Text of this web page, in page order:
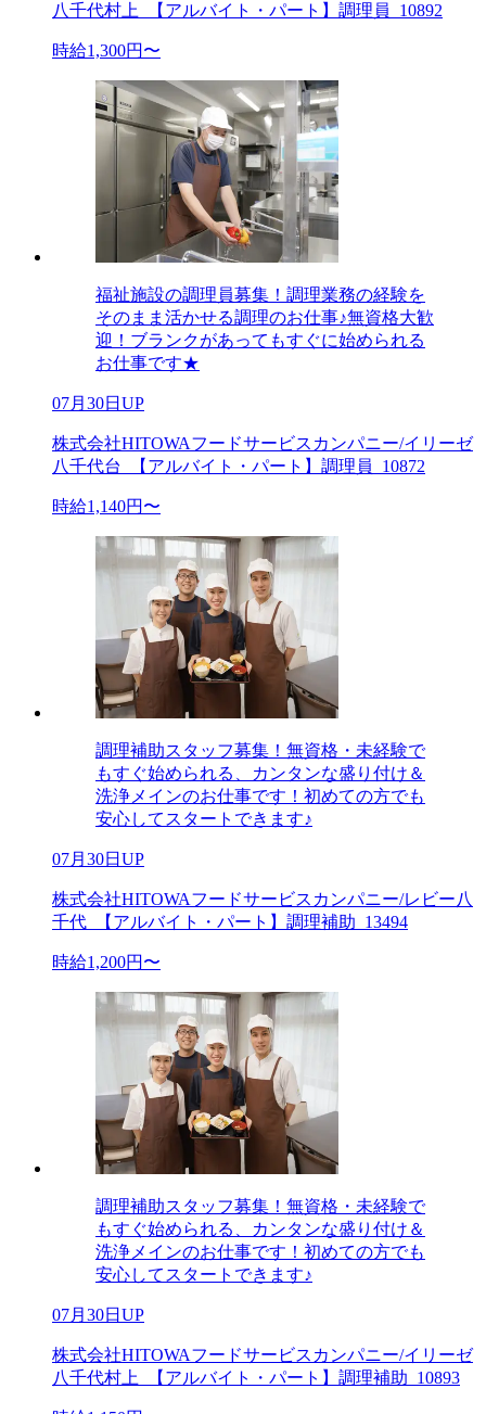
八千代村上_【アルバイト・パート】調理員_10892
時給1,300円〜
福祉施設の調理員募集！調理業務の経験を
そのまま活かせる調理のお仕事♪無資格大歓
迎！ブランクがあってもすぐに始められる
お仕事です★
07月30日UP
株式会社HITOWAフードサービスカンパニー/イリーゼ
八千代台_【アルバイト・パート】調理員_10872
時給1,140円〜
調理補助スタッフ募集！無資格・未経験で
もすぐ始められる、カンタンな盛り付け＆
洗浄メインのお仕事です！初めての方でも
安心してスタートできます♪
07月30日UP
株式会社HITOWAフードサービスカンパニー/レビー八
千代_【アルバイト・パート】調理補助_13494
時給1,200円〜
調理補助スタッフ募集！無資格・未経験で
もすぐ始められる、カンタンな盛り付け＆
洗浄メインのお仕事です！初めての方でも
安心してスタートできます♪
07月30日UP
株式会社HITOWAフードサービスカンパニー/イリーゼ
八千代村上_【アルバイト・パート】調理補助_10893